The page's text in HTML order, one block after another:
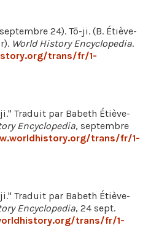
24). Tō-ji. (B. Étiève-
World History Encyclopedia.
trans/fr/1-
Traduit par Babeth Étiève-
Encyclopedia, septembre
trans/fr/1-
Traduit par Babeth Étiève-
Encyclopedia, 24 sept.
trans/fr/1-